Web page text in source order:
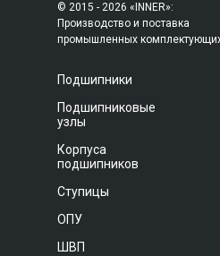
© 2015 - 2026 «INNER»:
Производство и поставка
промышленных
Подшипники
Подшипниковые
узлы
Корпуса
подшипников
Ступицы
ОПУ
ШВП